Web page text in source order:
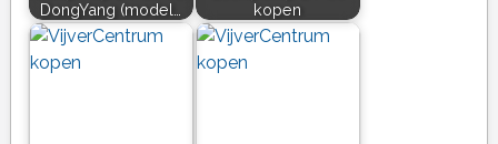
DongYang (model…
kopen